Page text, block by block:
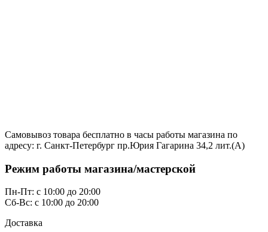
Самовывоз товара бесплатно в часы работы магазина по
адресу: г. Санкт-Петербург пр.Юрия Гагарина 34,2 лит.(А)
Режим работы магазина/мастерской
Пн-Пт: с 10:00 до 20:00
Сб-Вс: с 10:00 до 20:00
Доставка